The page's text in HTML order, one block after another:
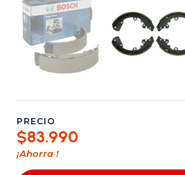
PRECIO
$83.990
¡Ahorra !